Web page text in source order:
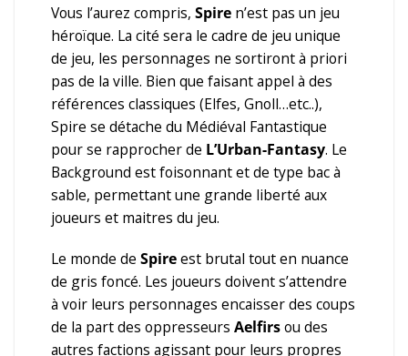
Vous l’aurez compris, Spire n’est pas un jeu
héroïque. La cité sera le cadre de jeu unique
de jeu, les personnages ne sortiront à priori
pas de la ville. Bien que faisant appel à des
références classiques (Elfes, Gnoll…etc..),
Spire se détache du Médiéval Fantastique
pour se rapprocher de L’Urban-Fantasy. Le
Background est foisonnant et de type bac à
sable, permettant une grande liberté aux
joueurs et maitres du jeu.
Le monde de Spireest brutal tout en nuance
de gris foncé. Les joueurs doivent s’attendre
à voir leurs personnages encaisser des coups
de la part des oppresseurs Aelfirsou des
autres factions agissant pour leurs propres